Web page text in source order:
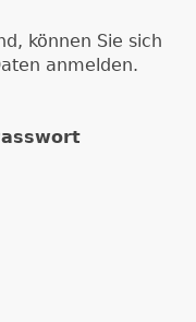
können Sie sich
anmelden.